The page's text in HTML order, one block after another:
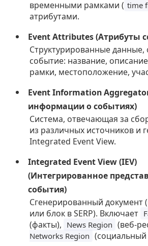
временными рамками ( time
атрибутами.
Event Attributes (Атрибуты
Структурированные
событие: название,
рамки, местоположение,
Event Information
информации о событиях)
Система, отвечающая за
из различных источников и
Integrated Event View.
Integrated Event View (IEV)
(Интегрированное
события)
Сгенерированный документ
или блок в SERP). Включает
(факты), News Region (веб-
Networks Region (социальный